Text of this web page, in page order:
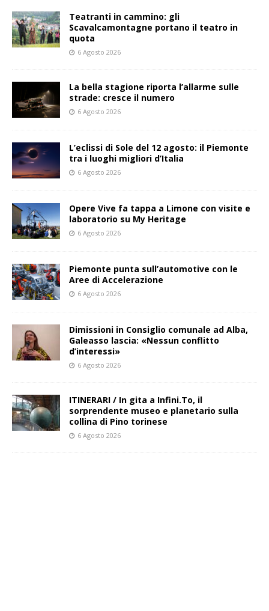
Teatranti in cammino: gli
Scavalcamontagne portano il teatro in
quota
6 Agosto 2026
La bella stagione riporta l’allarme sulle
strade: cresce il numero
6 Agosto 2026
L’eclissi di Sole del 12 agosto: il Piemonte
tra i luoghi migliori d’Italia
6 Agosto 2026
Opere Vive fa tappa a Limone con visite e
laboratorio su My Heritage
6 Agosto 2026
Piemonte punta sull’automotive con le
Aree di Accelerazione
6 Agosto 2026
Dimissioni in Consiglio comunale ad Alba,
Galeasso lascia: «Nessun conflitto
d’interessi»
6 Agosto 2026
ITINERARI / In gita a Infini.To, il
sorprendente museo e planetario sulla
collina di Pino torinese
6 Agosto 2026